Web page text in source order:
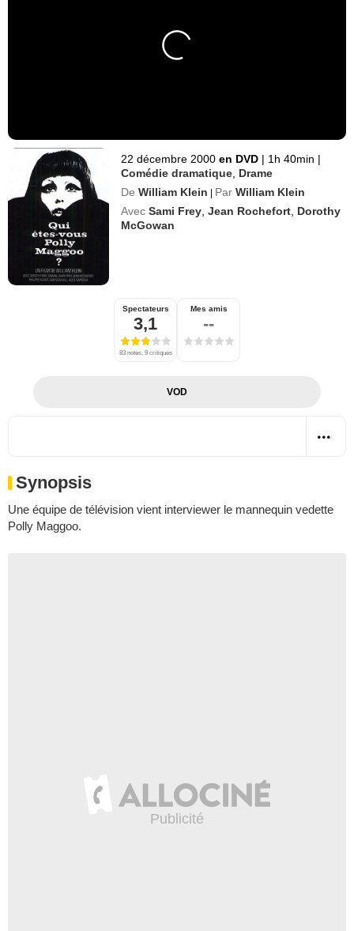
22 décembre 2000 en DVD | 1h 40min |
Comédie dramatique Drame
De William Klein | Par William Klein
Avec Sami Frey ,Jean Rochefort Dorothy
McGowan
Spectateurs
3,1
83 notes, 9 critiques
Mes amis
--
VOD
Synopsis
Une équipe de télévision vient interviewer le mannequin vedette
Polly Maggoo.